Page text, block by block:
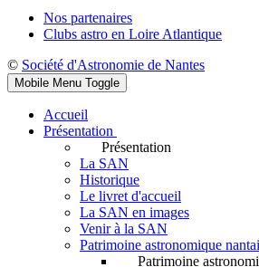
Nos partenaires
Clubs astro en Loire Atlantique
© Société d'Astronomie de Nantes
Mobile Menu Toggle
Accueil
Présentation
Présentation
La SAN
Historique
Le livret d'accueil
La SAN en images
Venir à la SAN
Patrimoine astronomique
Patrimoine